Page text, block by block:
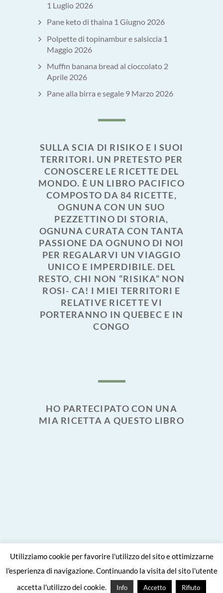
1 Luglio 2026
Pane keto di thaina 1 Giugno 2026
Polpette di topinambur e salsiccia 1
Maggio 2026
Muffin banana bread al cioccolato 2
Aprile 2026
Pane alla birra e segale 9 Marzo 2026
SULLA SCIA DI RISIKO E I SUOI
TERRITORI. UN PRETESTO PER
CONOSCERE LE RICETTE DEL
MONDO. È UN LIBRO PACIFICO
COMPOSTO DA 84 RICETTE,
OGNUNA CON UN SUO
PEZZETTINO DI STORIA,
OGNUNA CURATA CON TANTA
PASSIONE DA OGNUNO DI NOI
PER REGALARVI UN VIAGGIO
UNICO E IMPERDIBILE. DEL
RESTO, CHI NON “RISIKA” NON
ROSI- CA! I MIEI TERRITORI E
RELATIVE RICETTE VI
PORTERANNO IN QUEBEC E IN
CONGO
HO PARTECIPATO CON UNA
MIA RICETTA A QUESTO LIBRO
Site crafted with
mangiare
Utilizziamo cookie per favorire l'utilizzo del sito e ottimizzarne
l'esperienza di navigazione. Continuando la visita del sito l'utente
accetta l'utilizzo dei cookie.
Info Accetto Rifiuto